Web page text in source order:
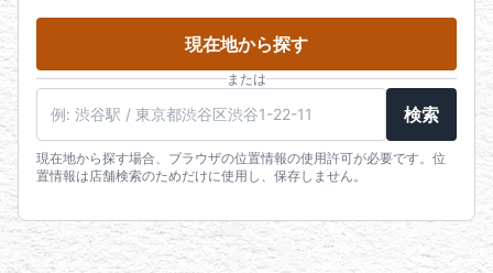
現在地から探す
または
検索
現在地から探す場合、ブラウザの位置情報の使用許可が必要です。位
置情報は店舗検索のためだけに使用し、保存しません。